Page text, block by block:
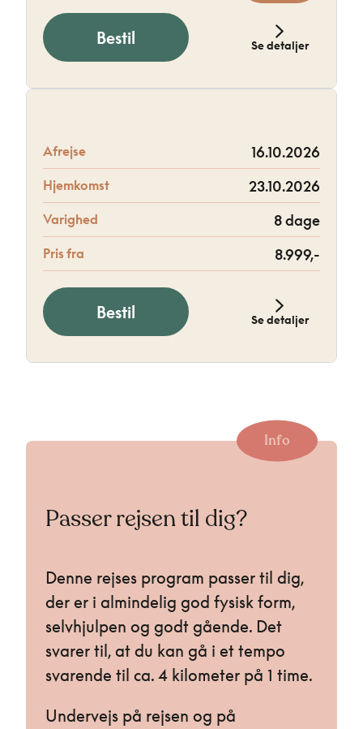
Bestil Se detaljer
Afrejse 16.10.2026
Hjemkomst 23.10.2026
Varighed 8 dage
Pris fra 8.999,-
Bestil Se detaljer
Info
Passer rejsen til dig?
Denne rejses program passer til dig,
der er i almindelig god fysisk form,
selvhjulpen og godt gående. Det
svarer til, at du kan gå i et tempo
svarende til ca. 4 kilometer på 1 time.
Undervejs på rejsen og på